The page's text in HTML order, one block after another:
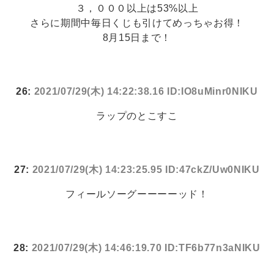
３，０００以上は53%以上
さらに期間中毎日くじも引けてめっちゃお得！
8月15日まで！
26: 2021/07/29(木) 14:22:38.16 ID:IO8uMinr0NIKU
ラップのとこすこ
27: 2021/07/29(木) 14:23:25.95 ID:47ckZ/Uw0NIKU
フィールソーグーーーーッド！
28: 2021/07/29(木) 14:46:19.70 ID:TF6b77n3aNIKU